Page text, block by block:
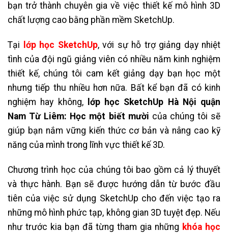
bạn trở thành chuyên gia về việc thiết kế mô hình 3D
chất lượng cao bằng phần mềm SketchUp.
Tại lớp học SketchUp, với sự hỗ trợ giảng dạy nhiệt
tình của đội ngũ giảng viên có nhiều năm kinh nghiệm
thiết kế, chúng tôi cam kết giảng dạy bạn học một
nhưng tiếp thu nhiều hơn nữa. Bất kể bạn đã có kinh
nghiệm hay không,
lớp học SketchUp Hà Nội quận
Nam Từ Liêm: Học một biết mười của chúng tôi sẽ
giúp bạn nắm vững kiến thức cơ bản và nâng cao kỹ
năng của mình trong lĩnh vực thiết kế 3D.
Chương trình học của chúng tôi bao gồm cả lý thuyết
và thực hành. Bạn sẽ được hướng dẫn từ bước đầu
tiên của việc sử dụng SketchUp cho đến việc tạo ra
những mô hình phức tạp, không gian 3D tuyệt đẹp. Nếu
như trước kia bạn đã từng tham gia những khóa học